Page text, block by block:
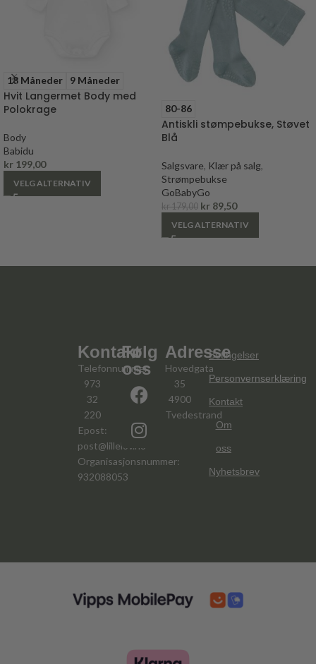
18 Måneder 9 Måneder
Hvit Langermet Body med
Polokrage
Body
Babidu
kr 199,00
VELG ALTERNATIV
80-86
Antiskli stømpebukse, Støvet
Blå
Salgsvare, Klær på salg,
Strømpebukse
GoBabyGo
kr179,00 kr 89,50
VELG ALTERNATIV
Kontakt
Telefonnummer:
973
32
220
Epost:
post@lillelov.no
Organisasjonsnummer:
932088053
Følg
oss
Adresse
Hovedgata
35
4900
Tvedestrand
Betingelser
Personvernserklæring
Kontakt
Om
oss
Nyhetsbrev